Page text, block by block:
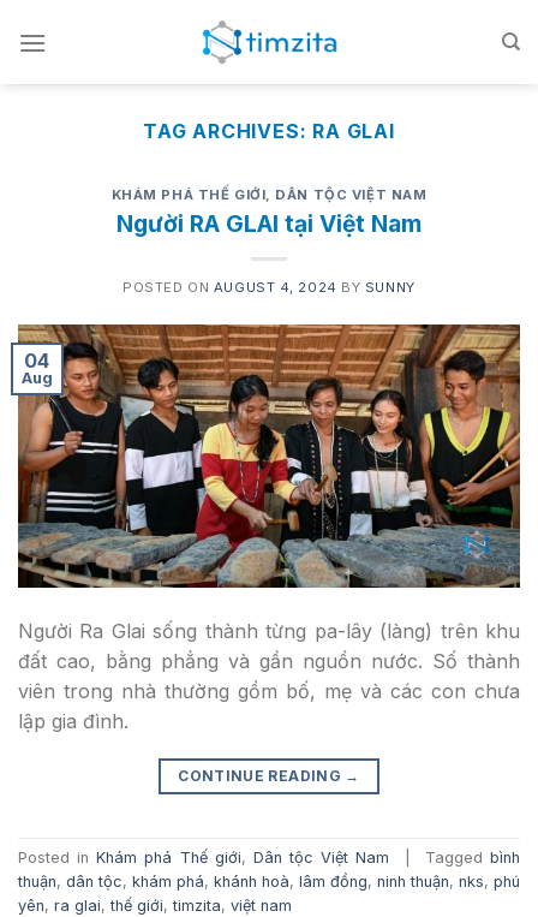
TAG ARCHIVES: RA GLAI
KHÁM PHÁ THẾ GIỚI, DÂN TỘC VIỆT NAM
Người RA GLAI tại Việt Nam
POSTED ON AUGUST 4, 2024 BY SUNNY
04
Aug
Người Ra Glai sống thành từng pa-lây (làng) trên khu
đất cao, bằng phẳng và gần nguồn nước. Số thành
viên trong nhà thường gồm bố, mẹ và các con chưa
lập gia đình.
CONTINUE READING →
Posted inKhám phá Thế giới, Dân tộc Việt Nam Taggedbình
thuận, dân tộc, khám phá, khánh hoà, lâm đồng, ninh thuận, nks, phú
yên, ra glai,thế giới,timzita, việt nam